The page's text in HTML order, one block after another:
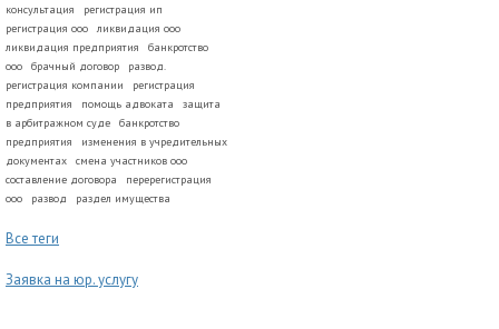
консультация
регистрация ип
регистрация ооо
ликвидация ооо
ликвидация предприятия
банкротство
ооо
брачный договор
развод.
регистрация компании
регистрация
предприятия
помощь адвоката
защита
в арбитражном суде
банкротство
предприятия
изменения в учредительных
документах
смена участников ооо
составление договора
перерегистрация
ооо
развод раздел имущества
Все теги
Заявка на юр. услугу